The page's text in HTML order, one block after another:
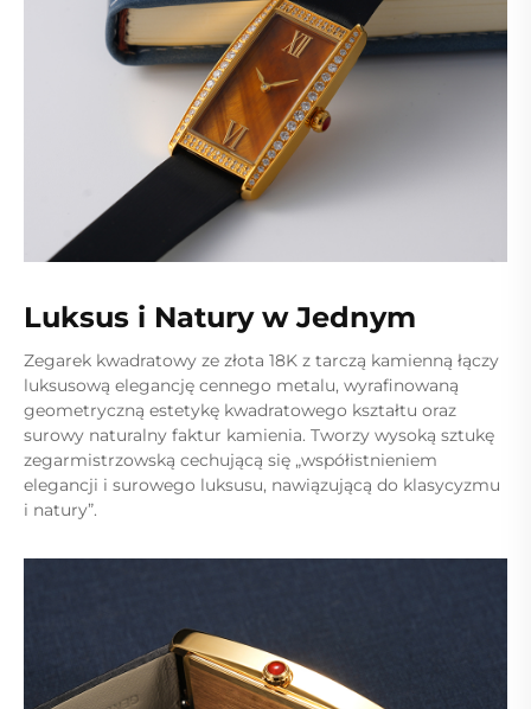
Luksus i Natury w Jednym
Zegarek kwadratowy ze złota 18K z tarczą kamienną łączy
luksusową elegancję cennego metalu, wyrafinowaną
geometryczną estetykę kwadratowego kształtu oraz
surowy naturalny faktur kamienia. Tworzy wysoką sztukę
zegarmistrzowską cechującą się „współistnieniem
elegancji i surowego luksusu, nawiązującą do klasycyzmu
i natury”.